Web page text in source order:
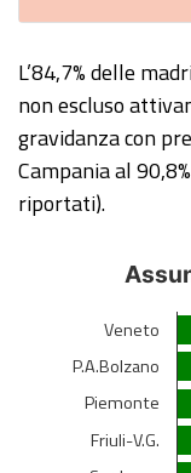
L’84,7% delle
non escluso
gravidanza con
Campania al
riportati).
Assunsione
Bar chart with 4
View as data
The chart has 1
The chart has 1
Veneto
P.A.Bolzano
Piemonte
Friuli-V.G.